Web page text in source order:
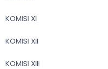
KOMISI XI
KOMISI XII
KOMISI XIII